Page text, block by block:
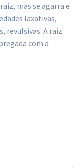
mas se agarra e
laxativas,
revulsivas. A raiz
com a